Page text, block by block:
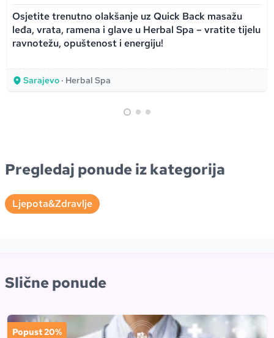
Osjetite trenutno olakšanje uz Quick Back masažu
leđa, vrata, ramena i glave u Herbal Spa – vratite tijelu
ravnotežu, opuštenost i energiju!
Sarajevo · Herbal Spa
Pregledaj ponude iz kategorija
Ljepota&Zdravlje
Slične ponude
Popust 20%